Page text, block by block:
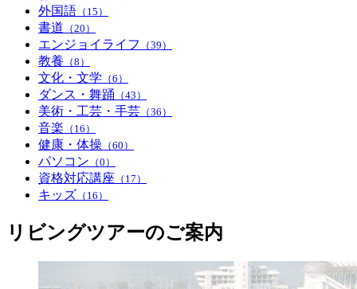
外国語 （15）
書道 （20）
エンジョイライフ （39）
教養 （8）
文化・文学 （6）
ダンス・舞踊 （43）
美術・工芸・手芸 （36）
音楽 （16）
健康・体操 （60）
パソコン （0）
資格対応講座 （17）
キッズ （16）
リビングツアーのご案内